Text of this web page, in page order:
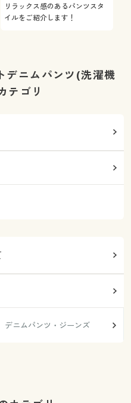
リラックス感のあるパンツスタ
イルをご紹介します！
デニムパンツ(洗濯機
テゴリ
デニムパンツ・ジーンズ